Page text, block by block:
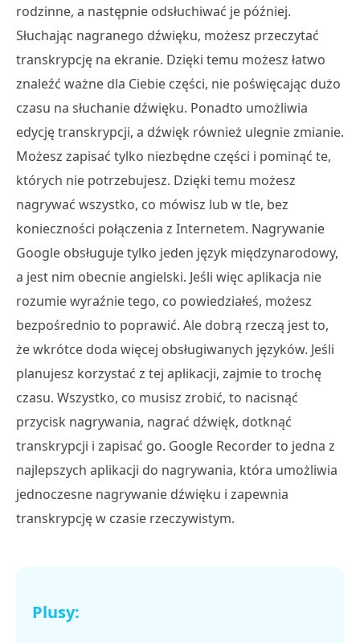
rodzinne, a następnie odsłuchiwać je później.
Słuchając nagranego dźwięku, możesz przeczytać
transkrypcję na ekranie. Dzięki temu możesz łatwo
znaleźć ważne dla Ciebie części, nie poświęcając dużo
czasu na słuchanie dźwięku. Ponadto umożliwia
edycję transkrypcji, a dźwięk również ulegnie zmianie.
Możesz zapisać tylko niezbędne części i pominąć te,
których nie potrzebujesz. Dzięki temu możesz
nagrywać wszystko, co mówisz lub w tle, bez
konieczności połączenia z Internetem. Nagrywanie
Google obsługuje tylko jeden język międzynarodowy,
a jest nim obecnie angielski. Jeśli więc aplikacja nie
rozumie wyraźnie tego, co powiedziałeś, możesz
bezpośrednio to poprawić. Ale dobrą rzeczą jest to,
że wkrótce doda więcej obsługiwanych języków. Jeśli
planujesz korzystać z tej aplikacji, zajmie to trochę
czasu. Wszystko, co musisz zrobić, to nacisnąć
przycisk nagrywania, nagrać dźwięk, dotknąć
transkrypcji i zapisać go. Google Recorder to jedna z
najlepszych aplikacji do nagrywania, która umożliwia
jednoczesne nagrywanie dźwięku i zapewnia
transkrypcję w czasie rzeczywistym.
Plusy: